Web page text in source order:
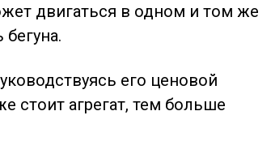
двигаться в одном и том же
его ценовой
стоит агрегат, тем больше